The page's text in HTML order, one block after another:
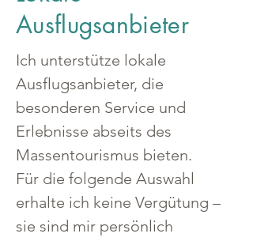
Ausflugsanbieter
Ich unterstütze lokale
Ausflugsanbieter, die
besonderen Service und
Erlebnisse abseits des
Massentourismus bieten.
Für die folgende Auswahl
erhalte ich keine Vergütung –
sie sind mir persönlich